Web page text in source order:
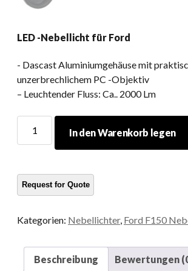
LED -Nebellicht für Ford
​- Dascast Aluminiumgehäuse mit
unzerbrechlichem PC -Objektiv
– Leuchtender Fluss: Ca.. 2000 Lm
Nebellicht
Ford
Menge
In den Warenkorb legen
Kategorien: Nebellichter, Ford F150
Beschreibung Bewertungen